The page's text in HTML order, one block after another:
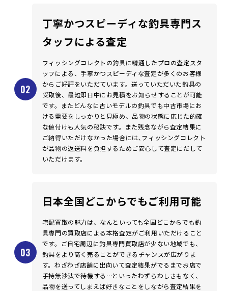
丁寧かつスピーディな釣具専門ス
タッフによる査定
フィッシングコレクトの釣具に精通したプロの査定スタ
ッフによる、手寧かつスピーディな査定が多くのお客様
からご好評をいただています。送っていただいた釣具の
受取後、最短即日中にお見積をお知らせすることが可能
です。またどんなに古いモデルの釣具でも中古市場にお
ける需要をしっかりと見極め、品物の状態に応じた的確
な値付けも人気の秘訣です。また残念ながら査定結果に
ご納得いただけなかった場合には､フィッシングコレクト
が品物の返送料を負担するためご安心して査定にだして
いただけます。
日本全国どこからでもご利用可能
宅配買取の魅力は、なんといっても全国どこからでも釣
具専門の買取店による本格査定がご利用いただけること
です。ご自宅周辺に釣具専門買取店が少ない地域でも、
釣具をより高く売ることができるチャンスが広がりま
す。わざわざ店舗に出向いて査定結果がでるまでお店で
手持無沙汰で待機する…といったわずらわしさもなく、
品物を送ってしまえば好きなことをしながら査定結果を